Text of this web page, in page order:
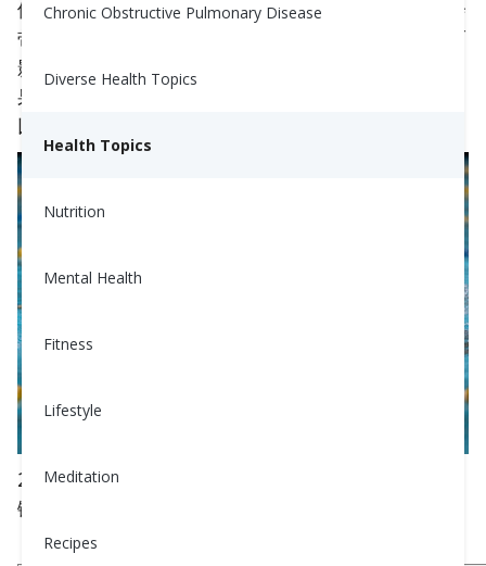
Chronic Obstructive Pulmonary Disease
Diverse Health Topics
Health Topics
Nutrition
Mental Health
Fitness
Lifestyle
Meditation
Recipes
体重时，我们会同时失去肌肉和水分。虽然这可能会
带来巨大的初始效果，但通常会导致体重反弹，从而
影响你的情绪和动力。在试图减肥（并保持减肥效
果）时，至关重要的是要结合有氧运动或心肺锻炼，
以及强化练习。
2020年11月，世界卫生组织发布的新
锻炼和减肥，以支持几乎每一种慢性病的改善。